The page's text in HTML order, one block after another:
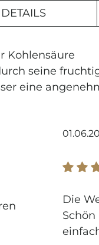
DETAILS
Kohlensäure
seine
eine
Die
exklusive Angebote,
in unsere